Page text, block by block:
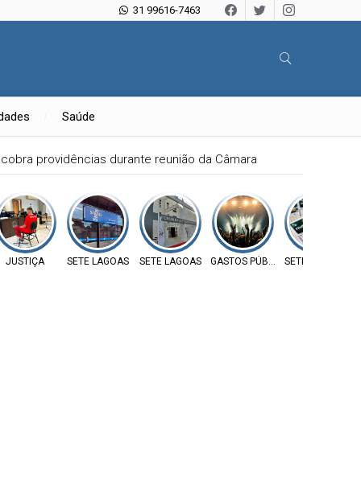
31 99616-7463
Saúde
providências durante reunião da Câmara
JUSTIÇA SETE LAGOAS SETE LAGOAS GASTOS PÚBLICOSSETE LAGOAS